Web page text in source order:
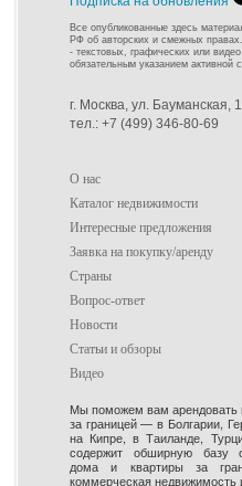
Все опубликованные здесь
РФ об авторских и смежных
- текстовых, графических или
обязательным указанием активной
г. Москва, ул. Бауманская,
тел.: +7 (499) 346-80-69
О нас
Каталог недвижимости
Интересные предложения
Заявка на покупку/аренду
Страны
Вопрос-ответ
Новости
Статьи и обзоры
Видео
Мы поможем вам арендовать
за границей — в Болгарии,
на Кипре, в Таиланде,
содержит обширную базу
дома и квартиры за
коммерческая недвижимость